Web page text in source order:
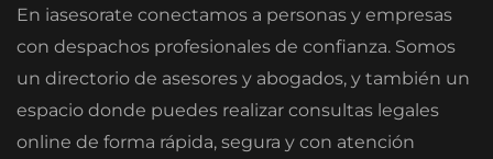
En iasesorate conectamos a personas y empresas
con despachos profesionales de confianza. Somos
un directorio de asesores y abogados, y también un
espacio donde puedes realizar consultas legales
online de forma rápida, segura y con atención